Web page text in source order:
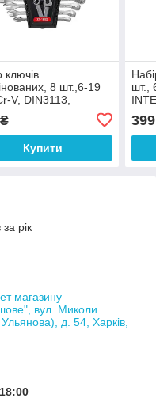
ключів
8 шт.,6-19
V, DIN3113,
INTERTOOL XT-
Купити
шт.,
399
рік
магазину
вул. Миколи
д. 54, Харків,